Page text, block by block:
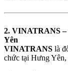
2. VINATRANS –
Yên
VINATRANS là
chức tại Hưng Yên,